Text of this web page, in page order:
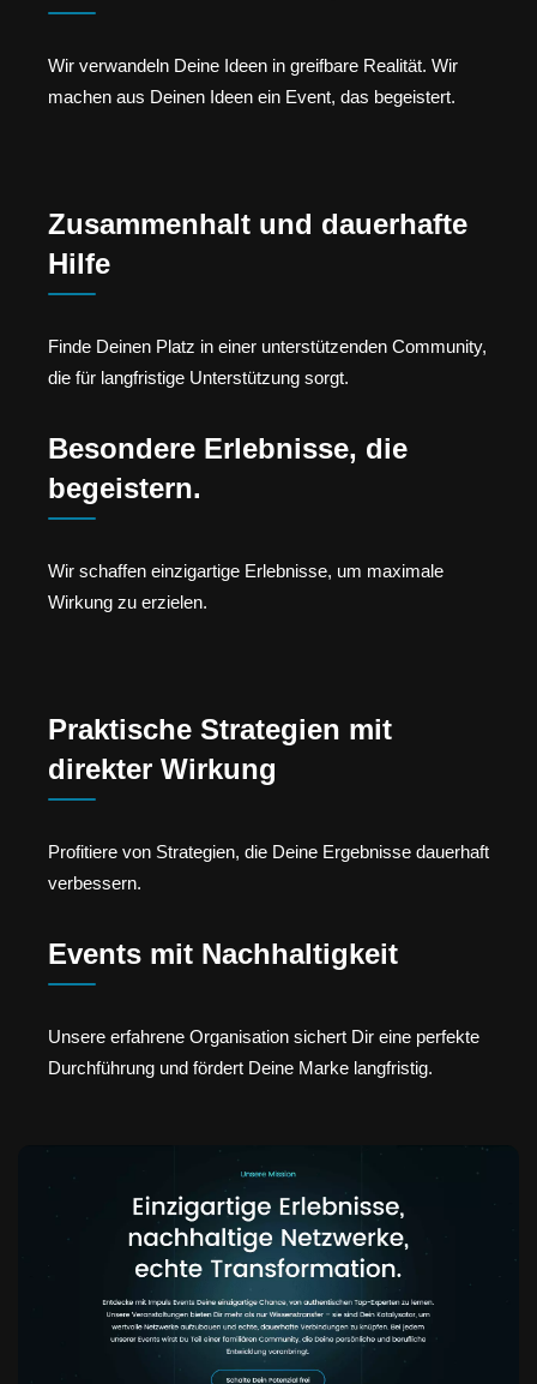
Wir verwandeln Deine Ideen in greifbare Realität. Wir
machen aus Deinen Ideen ein Event, das begeistert.
Zusammenhalt und dauerhafte
Hilfe
Finde Deinen Platz in einer unterstützenden Community,
die für langfristige Unterstützung sorgt.
Besondere Erlebnisse, die
begeistern.
Wir schaffen einzigartige Erlebnisse, um maximale
Wirkung zu erzielen.
Praktische Strategien mit
direkter Wirkung
Profitiere von Strategien, die Deine Ergebnisse dauerhaft
verbessern.
Events mit Nachhaltigkeit
Unsere erfahrene Organisation sichert Dir eine perfekte
Durchführung und fördert Deine Marke langfristig.